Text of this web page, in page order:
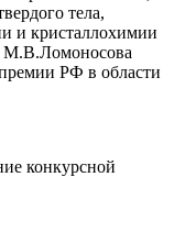
тела,
и кристаллохимии
М.В.Ломоносова
РФ в области
конкурсной